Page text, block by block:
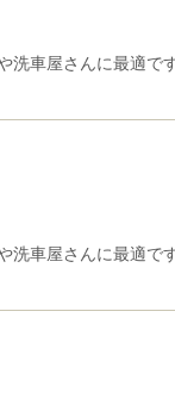
車屋さんに最適
車屋さんに最適